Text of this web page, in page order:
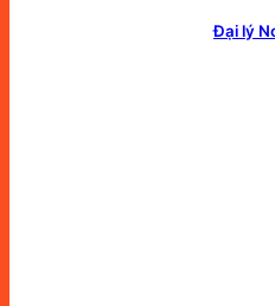
Đại lý